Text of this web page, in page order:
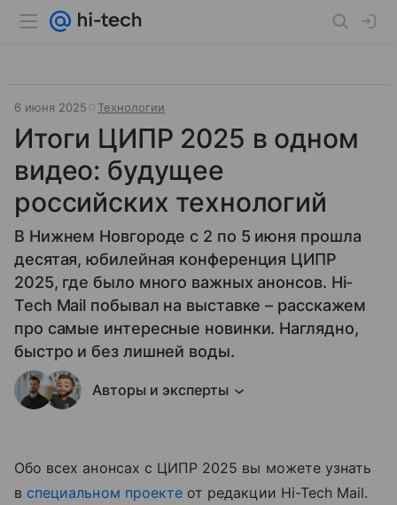
6 июня 2025 Технологии
Итоги ЦИПР 2025 в одном
видео: будущее
российских технологий
В Нижнем Новгороде с 2 по 5 июня прошла
десятая, юбилейная конференция ЦИПР
2025, где было много важных анонсов. Hi-
Tech Mail побывал на выставке – расскажем
про самые интересные новинки. Наглядно,
быстро и без лишней воды.
Авторы и эксперты
Обо всех анонсах с ЦИПР 2025 вы можете узнать
в специальном проекте от редакции Hi-Tech Mail.